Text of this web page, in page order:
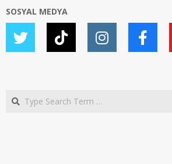
SOSYAL MEDYA
Search